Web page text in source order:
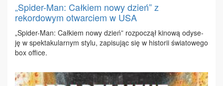
„Spider-Man: Całkiem nowy dzień” z
rekordowym otwarciem w USA
„Spi­der-Man: Cał­kiem no­wy dzień” roz­po­czął ki­no­wą ody­se­
ję w spek­ta­ku­lar­nym sty­lu, za­pi­su­jąc się w hi­sto­rii świa­to­we­go
box of­fi­ce.